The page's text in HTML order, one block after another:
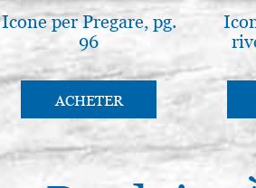
Icone per Pregare, pg.
96
ACHETER